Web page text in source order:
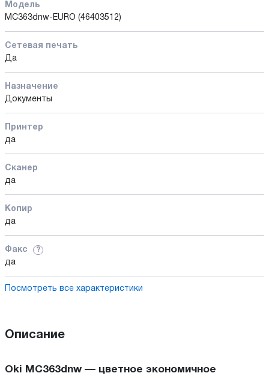
Модель
MC363dnw-EURO (46403512)
Сетевая печать
Да
Назначение
Документы
Принтер
да
Сканер
да
Копир
да
Факс ?
да
Посмотреть все характеристики
Описание
Oki MC363dnw — цветное экономичное